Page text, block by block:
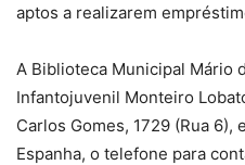
aptos a realizarem
A Biblioteca Municipal Mário
Infantojuvenil Monteiro
Carlos Gomes, 1729 (Rua 6),
Espanha, o telefone para